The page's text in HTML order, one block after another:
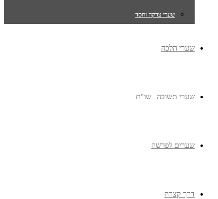
שערי צדקה וחסד
שערי הלכה
שערי תשובה | שו"ת
שערים לפרשה
דרך קצרה